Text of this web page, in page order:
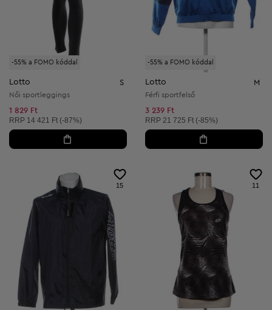
-55% a FOMO kóddal
Lotto S
Női sportleggings
1 829 Ft
Ajánlott ár:
RRP 14 421 Ft (-87%)
-55% a FOMO kóddal
Lotto M
Férfi sportfelső
3 239 Ft
Ajánlott ár:
RRP 21 725 Ft (-85%)
15 11